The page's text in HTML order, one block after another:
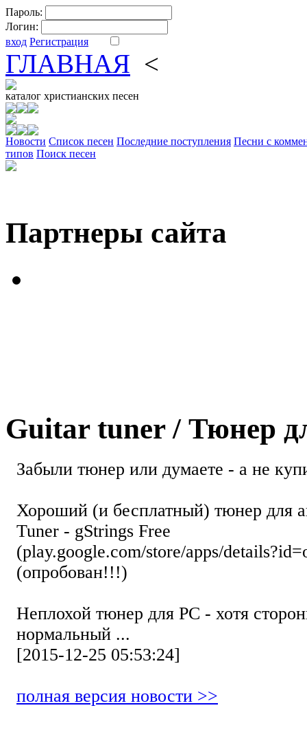
Пароль:
Логин:
вход Регистрация
ГЛАВНАЯ <
каталог христианских песен
Новости Cписок песен Последние поступления Песни с
типов Поиск песен
Партнеры сайта
Guitar tuner / Тюнер
Забыли тюнер или думаете - а не
Хороший (и бесплатный) тюнер для
Tuner - gStrings Free
(play.google.com/store/apps/
(опробован!!!)
Неплохой тюнер для РС - хотя
нормальный ...
[2015-12-25 05:53:24]
полная версия новости >>